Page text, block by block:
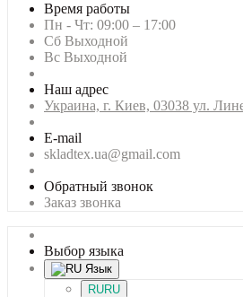
Время работы
Пн - Чт: 09:00 – 17:00
Сб Выходной
Вс Выходной
Наш адрес
Украина, г. Киев, 03038 ул.
E-mail
skladtex.ua@gmail.com
Обратный звонок
Заказ звонка
Выбор языка
Язык
RURU